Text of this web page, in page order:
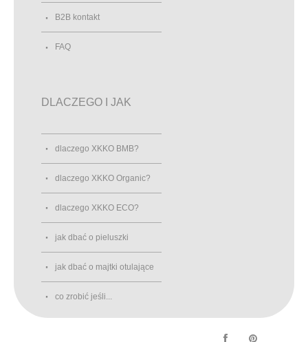
B2B kontakt
FAQ
DLACZEGO I JAK
dlaczego XKKO BMB?
dlaczego XKKO Organic?
dlaczego XKKO ECO?
jak dbać o pieluszki
jak dbać o majtki otulające
co zrobić jeśli...